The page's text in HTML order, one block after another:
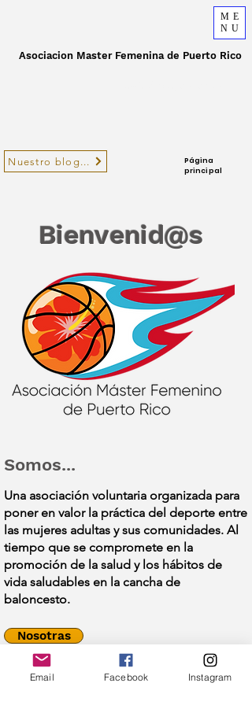
ME
NU
Asociacion Master Femenina de Puerto Rico
Nuestro blog...
Página
principal
Bienvenid@s
Somos...
Una asociación voluntaria organizada para
poner en valor la práctica del deporte entre
las mujeres adultas y sus comunidades. Al
tiempo que se compromete en la
promoción de la salud y los hábitos de
vida saludables en la cancha de
baloncesto.
Nosotras
Actividades
Email Facebook Instagram